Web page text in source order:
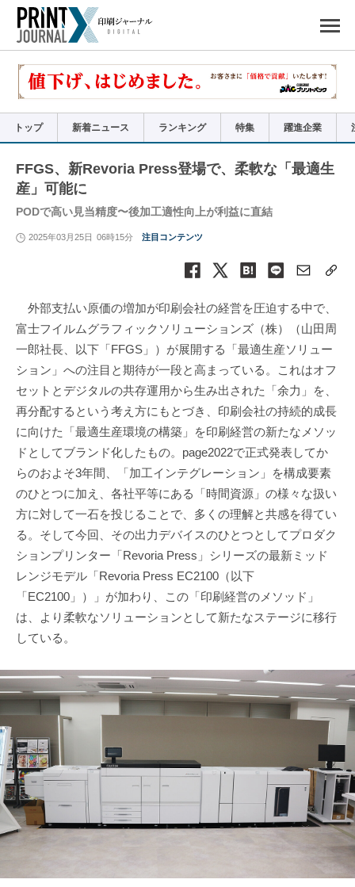
で
リ
トップ 新着ニュース ランキング 特集 躍進企業
FFGS、新Revoria Press登場で、柔軟な「最適生
産」可能に
PODで高い見当精度〜後加工適性向上が利益に直結
2025年03月25日 06時15分 注目コンテンツ
外部支払い原価の増加が印刷会社の経営を圧迫する中で、
富士フイルムグラフィックソリューションズ（株）（山田周
一郎社長、以下「FFGS」）が展開する「最適生産ソリュー
ション」への注目と期待が一段と高まっている。これはオフ
セットとデジタルの共存運用から生み出された「余力」を、
再分配するという考え方にもとづき、印刷会社の持続的成長
に向けた「最適生産環境の構築」を印刷経営の新たなメソッ
ドとしてブランド化したもの。page2022で正式発表してか
らのおよそ3年間、「加工インテグレーション」を構成要素
のひとつに加え、各社平等にある「時間資源」の様々な扱い
方に対して一石を投じることで、多くの理解と共感を得てい
る。そして今回、その出力デバイスのひとつとしてプロダク
ションプリンター「Revoria Press」シリーズの最新ミッド
レンジモデル「Revoria Press EC2100（以下
「EC2100」）」が加わり、この「印刷経営のメソッド」
は、より柔軟なソリューションとして新たなステージに移行
している。